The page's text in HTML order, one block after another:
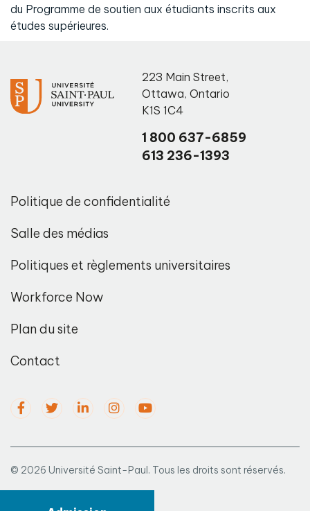
du Programme de soutien aux étudiants inscrits aux
études supérieures.
223 Main Street,
Ottawa, Ontario
K1S 1C4
1 800 637-6859
613 236-1393
Politique de confidentialité
Salle des médias
Politiques et règlements universitaires
Workforce Now
Plan du site
Contact
© 2026 Université Saint-Paul. Tous les droits sont réservés.